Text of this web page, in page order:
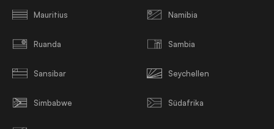
Mauritius Namibia
Ruanda Sambia
Sansibar Seychellen
Simbabwe Südafrika